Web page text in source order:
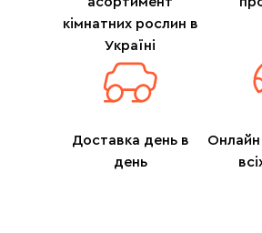
кімнатних рослин в
Україні
Доставка день в
день
Онлайн